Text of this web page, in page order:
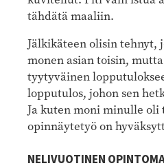
tähdätä maaliin.
Jälkikäteen olisin tehnyt,
monen asian toisin,
tyytyväinen
lopputulos, johon sen
Ja kuten moni minulle oli
opinnäytetyö on
NELIVUOTINEN